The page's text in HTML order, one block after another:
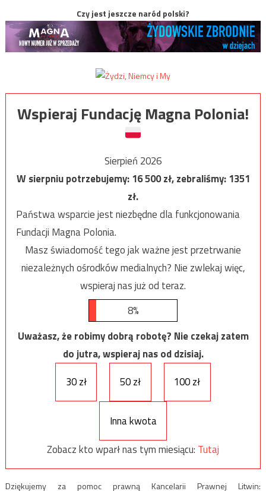
Czy jest jeszcze naród polski?
Wspieraj Fundację Magna Polonia!
Sierpień 2026
W sierpniu potrzebujemy:16 500zł, zebraliśmy:1351
zł.
Państwa wsparcie jest niezbędne dla funkcjonowania
Fundacji Magna Polonia.
Masz świadomość tego jak ważne jest przetrwanie
niezależnych ośrodków medialnych? Nie zwlekaj więc,
wspieraj nas już od teraz.
8%
Uważasz, że robimy dobrą robotę? Nie czekaj zatem
do jutra, wspieraj nas od dzisiaj.
30 zł
50 zł 100 zł
Inna kwota
Zobacz kto wparł nas tym miesiącu: Tutaj
Dziękujemy za pomoc prawną Kancelarii Prawnej Litwin: